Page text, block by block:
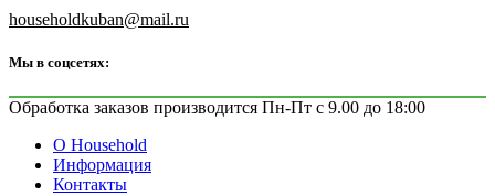
householdkuban@mail.ru
Мы в соцсетях:
Обработка заказов производится Пн-Пт с 9.00 до 18:00
О Household
Информация
Контакты